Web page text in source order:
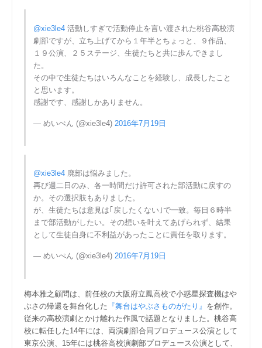
@xie3le4 活動しすぎで活動停止を言い渡された桃谷高校演
劇部ですが、立ち上げてから１年半とちょっと、９作品、
１９公演、２５ステージ、生徒たちと共に歩んできまし
た。
その中で生徒たちはいろんなことを経験し、成長したこと
と思います。
感謝です、感謝しかありません。
— めいぺん (@xie3le4) 2016年7月19日
@xie3le4 廃部は悩みました。
再び週二日のみ、各一時間だけ許可された部活動に戻すの
か。その選択肢もありました。
が、生徒たちは意見は｢戻したくない｣で一致。毎日６時半
まで部活動がしたい。その想いを叶えてあげられず、結果
として生徒自身に不利益があったことに責任を取ります。
— めいぺん (@xie3le4)2016年7月19日
梅本雅之顧問は、前任校の大阪府立鳳高校で小惑星探査機はや
ぶさの帰還を舞台化した 『舞台はやぶさものがたり』 を創作。
従来の高校演劇とかけ離れた作風で話題となりました。桃谷高
校に転任した14年には、両演劇部合同プロデュース公演として
東京公演、15年には桃谷高校演劇部プロデュース公演として、